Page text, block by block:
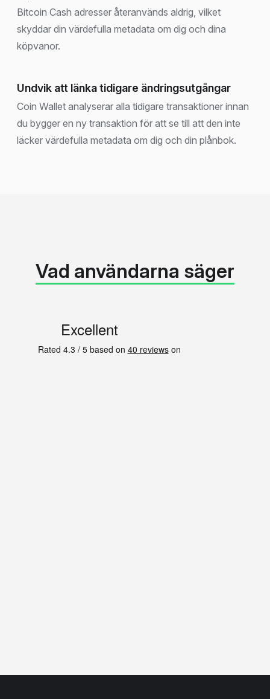
Bitcoin Cash adresser återanvänds aldrig, vilket
skyddar din värdefulla metadata om dig och dina
köpvanor.
Undvik att länka tidigare ändringsutgångar
Coin Wallet analyserar alla tidigare transaktioner innan
du bygger en ny transaktion för att se till att den inte
läcker värdefulla metadata om dig och din plånbok.
Vad användarna säger